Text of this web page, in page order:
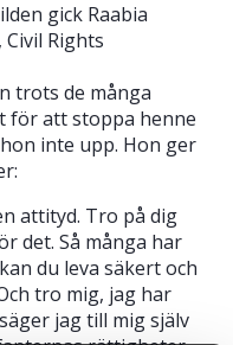
gick Raabia
, Civil Rights
trots de många
för att stoppa henne
inte upp. Hon ger
attityd. Tro på dig
det. Så många har
du leva säkert och
tro mig, jag har
jag till mig själv